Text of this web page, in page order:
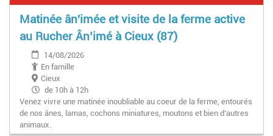
Matinée ân'imée et visite de la ferme active
au Rucher Ân’imé à Cieux (87)
14/08/2026
En famille
Cieux
de 10h à 12h
Venez vivre une matinée inoubliable au coeur de la ferme, entourés
de nos ânes, lamas, cochons miniatures, moutons et bien d’autres
animaux.